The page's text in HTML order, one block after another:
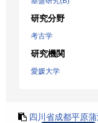
研究分野
考古学
研究機関
愛媛大学
四川省成都平原